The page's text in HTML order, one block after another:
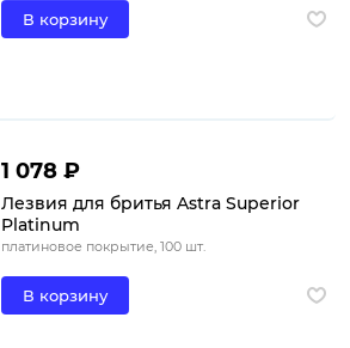
В корзину
1 078 ₽
Лезвия для бритья Astra Superior
Platinum
платиновое покрытие, 100 шт.
В корзину